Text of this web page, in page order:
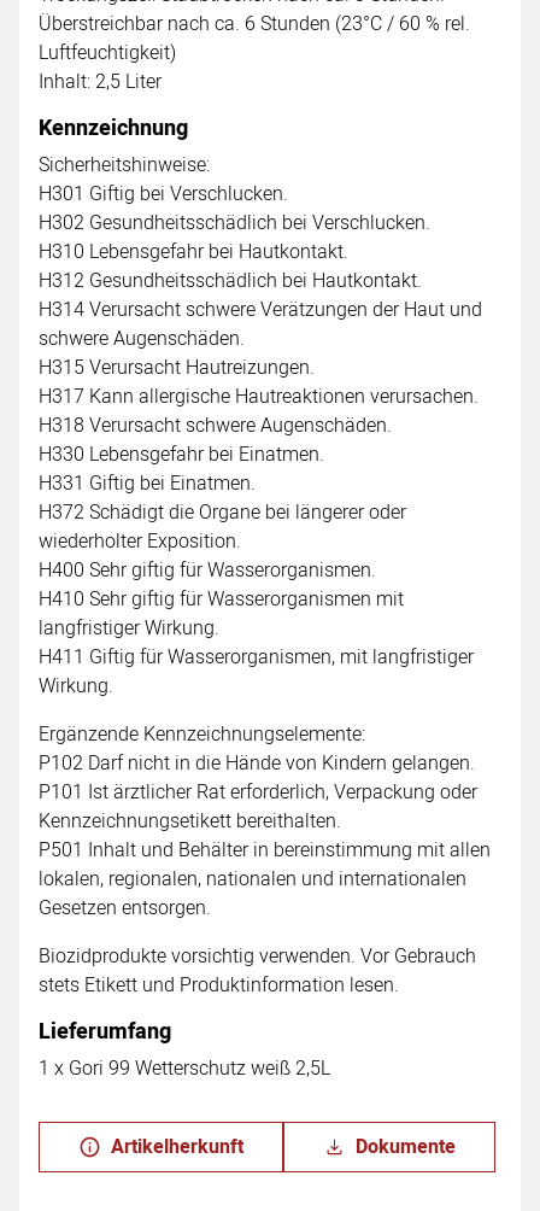
Überstreichbar nach ca. 6 Stunden (23°C / 60 % rel.
Luftfeuchtigkeit)
Inhalt: 2,5 Liter
Kennzeichnung
Sicherheitshinweise:
H301 Giftig bei Verschlucken.
H302 Gesundheitsschädlich bei Verschlucken.
H310 Lebensgefahr bei Hautkontakt.
H312 Gesundheitsschädlich bei Hautkontakt.
H314 Verursacht schwere Verätzungen der Haut und
schwere Augenschäden.
H315 Verursacht Hautreizungen.
H317 Kann allergische Hautreaktionen verursachen.
H318 Verursacht schwere Augenschäden.
H330 Lebensgefahr bei Einatmen.
H331 Giftig bei Einatmen.
H372 Schädigt die Organe bei längerer oder
wiederholter Exposition.
H400 Sehr giftig für Wasserorganismen.
H410 Sehr giftig für Wasserorganismen mit
langfristiger Wirkung.
H411 Giftig für Wasserorganismen, mit langfristiger
Wirkung.
Ergänzende Kennzeichnungselemente:
P102 Darf nicht in die Hände von Kindern gelangen.
P101 Ist ärztlicher Rat erforderlich, Verpackung oder
Kennzeichnungsetikett bereithalten.
P501 Inhalt und Behälter in bereinstimmung mit allen
lokalen, regionalen, nationalen und internationalen
Gesetzen entsorgen.
Biozidprodukte vorsichtig verwenden. Vor Gebrauch
stets Etikett und Produktinformation lesen.
Lieferumfang
1 x Gori 99 Wetterschutz weiß 2,5L
Artikelherkunft Dokumente